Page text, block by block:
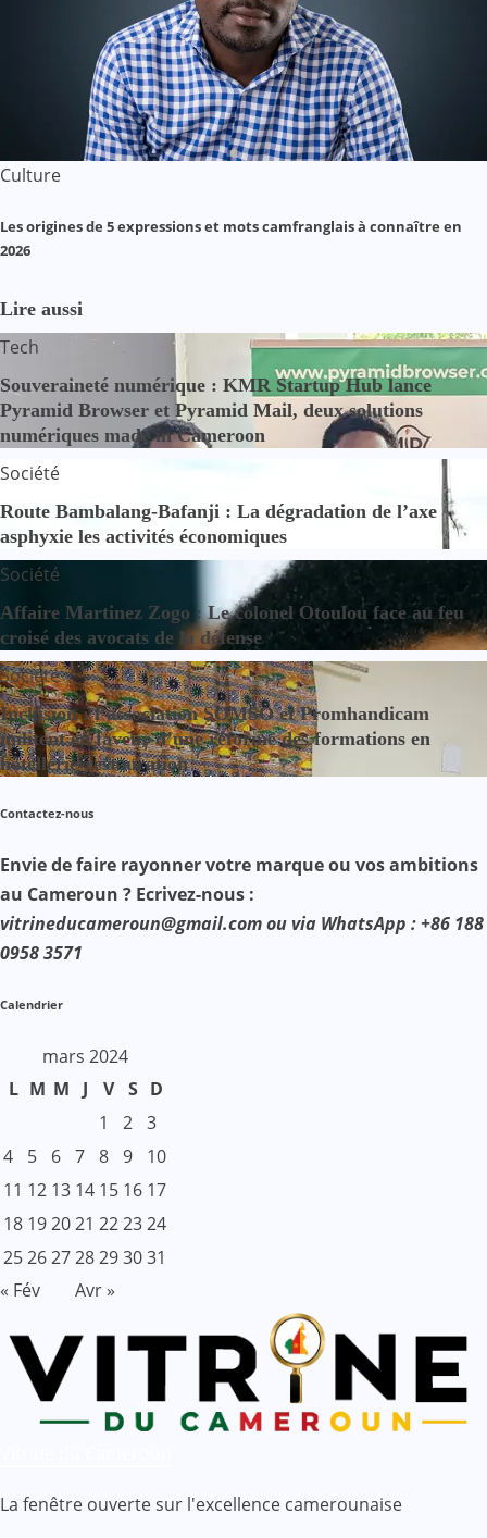
Culture
Les origines de 5 expressions et mots camfranglais à connaître en
2026
Lire aussi
Tech
Souveraineté numérique : KMR Startup Hub lance
Pyramid Browser et Pyramid Mail, deux solutions
numériques made in Cameroon
Société
Route Bambalang-Bafanji : La dégradation de l’axe
asphyxie les activités économiques
Société
Affaire Martinez Zogo : Le colonel Otoulou face au feu
croisé des avocats de la défense
Société
Inclusion : l’association SOMSO et Promhandicam
militent en faveur d’une réforme des formations en
hôtellerie-restauration
Contactez-nous
Envie de faire rayonner votre marque ou vos ambitions
au Cameroun ? Ecrivez-nous :
vitrineducameroun@gmail.com ou via WhatsApp : +86 188
0958 3571
Calendrier
mars 2024
L M M J V S D
1
2 3
4
5 6 7 8 9
10
11 12 13 14 15 16 17
18 192021 222324
25262728293031
« Fév
Avr »
La fenêtre ouverte sur l'excellence camerounaise